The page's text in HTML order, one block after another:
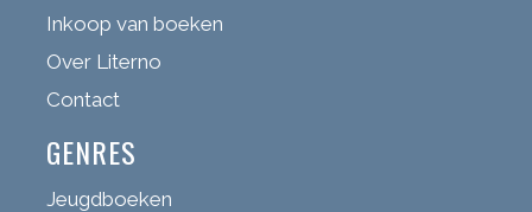
Inkoop van boeken
Over Literno
Contact
GENRES
Jeugdboeken